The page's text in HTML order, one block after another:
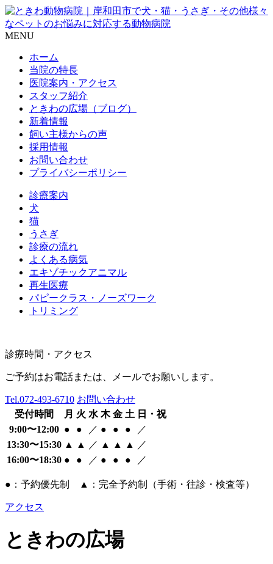
MENU
ホーム
当院の特長
医院案内・アクセス
スタッフ紹介
ときわの広場（ブログ）
新着情報
飼い主様からの声
採用情報
お問い合わせ
プライバシーポリシー
診療案内
犬
猫
うさぎ
診療の流れ
よくある病気
エキゾチックアニマル
再生医療
パピークラス・ノーズワーク
トリミング
診療時間・アクセス
ご予約はお電話または、メールでお願いします。
Tel.072-493-6710 お問い合わせ
受付時間
月 火 水 木 金 土 日・祝
9:00〜12:00 ● ● ／ ● ● ●
／
13:30〜15:30 ▲ ▲ ／ ▲ ▲ ▲
／
16:00〜18:30 ● ● ／ ● ● ● ／
●：予約優先制 ▲：完全予約制（手術・往診・検査等）
アクセス
ときわの広場